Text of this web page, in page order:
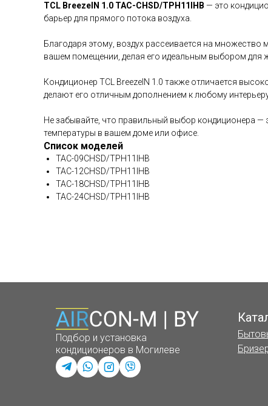
TCL BreezeIN 1.0 TAC-CHSD/TPH11IHB — это
барьер для прямого потока воздуха.
Благодаря этому, воздух рассеивается на
вашем помещении, делая его идеальным выбором для
Кондиционер TCL BreezeIN 1.0 также отличается
делают его отличным дополнением к любому
Не забывайте, что правильный выбор кондиционера
температуры в вашем доме или офисе.
Список моделей
TAC-09CHSD/TPH11IHB
TAC-12CHSD/TPH11IHB
TAC-18CHSD/TPH11IHB
TAC-24CHSD/TPH11IHB
Подбор и установка
кондиционеров в Могилеве